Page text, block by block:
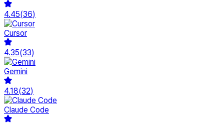
4.45(36)
Cursor
4.35(33)
Gemini
4.18(32)
Claude Code